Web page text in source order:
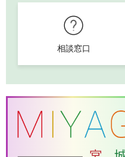
相談窓口